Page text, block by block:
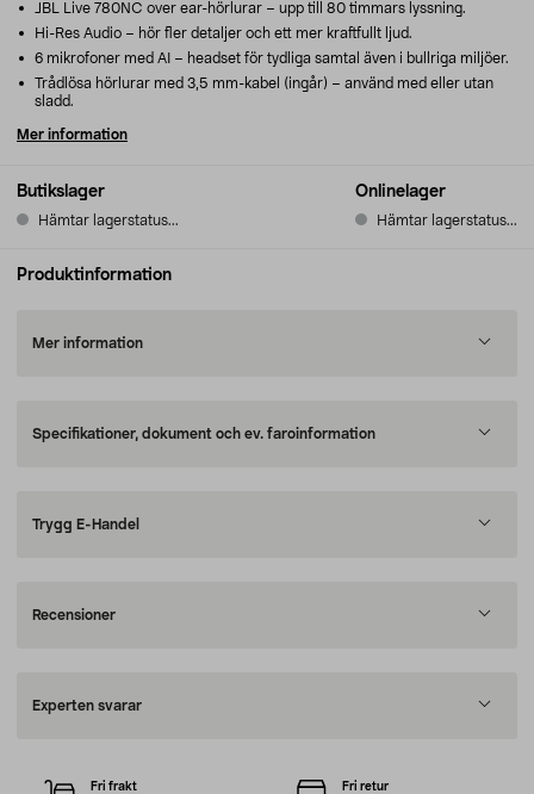
Butikslager
Hämtar lagerstatus...
Onlinelager
Hämtar lagerstatus...
JBL Live 780NC over ear-hörlurar – upp till 80 timmars lyssning.
Hi-Res Audio – hör fler detaljer och ett mer kraftfullt ljud.
6 mikrofoner med AI – headset för tydliga samtal även i bullriga miljöer.
Trådlösa hörlurar med 3,5 mm-kabel (ingår) – använd med eller utan
sladd.
Mer information
Produktinformation
Mer information
Specifikationer, dokument och ev. faroinformation
Trygg E-Handel
Recensioner
Experten svarar
Fri frakt Fri retur